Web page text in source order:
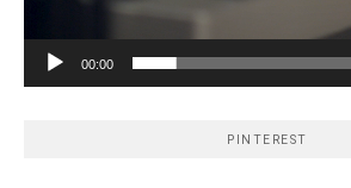
00:00
PINTEREST